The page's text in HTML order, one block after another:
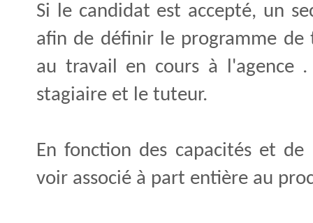
Si le candidat est accepté, un
afin de définir le programme
au travail en cours à l'agence
stagiaire et le tuteur.
En fonction des capacités et
voir associé à part entière au